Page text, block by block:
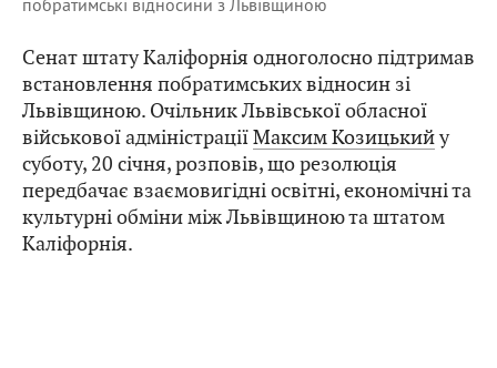
побратимські відносини з Львівщиною
Сенат штату Каліфорнія одноголосно підтримав
встановлення побратимських відносин зі
Львівщиною. Очільник Львівської обласної
військової адміністраціїМаксим Козицькийу
суботу, 20 січня, розповів, що резолюція
передбачає взаємовигідні освітні, економічні та
культурні обміни між Львівщиною та штатом
Каліфорнія.